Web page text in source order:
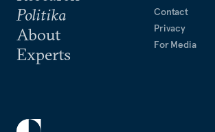
Politika
About
Experts
Contact
Privacy
For Media